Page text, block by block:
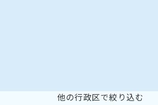
他の行政区で絞り込む